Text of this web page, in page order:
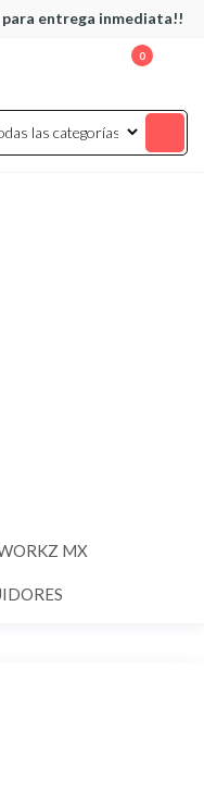
entrega inmediata!!
0
MX